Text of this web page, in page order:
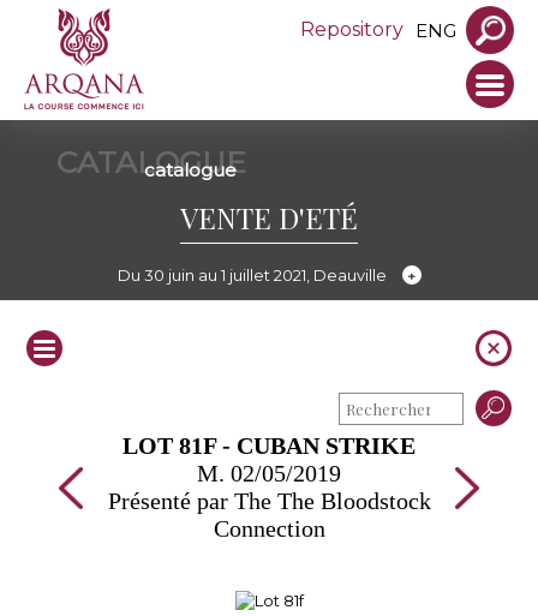
Repository ENG
CATALOGUE
catalogue
VENTE D'ETÉ
Du 30 juin au 1 juillet 2021, Deauville
LOT 81F - CUBAN STRIKE
M. 02/05/2019
Présenté par The The Bloodstock
Connection